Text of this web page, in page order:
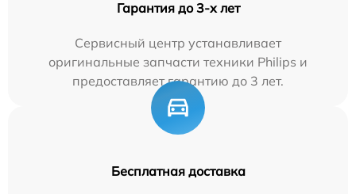
Гарантия до 3-х лет
Сервисный центр устанавливает
оригинальные запчасти техники Philips и
предоставляет гарантию до 3 лет.
Бесплатная доставка